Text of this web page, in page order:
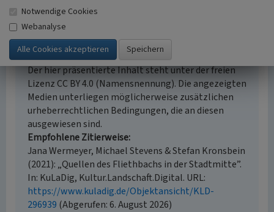
Empfohlene Zitierweise
Urheberrechtlicher Hinweis
Der hier präsentierte Inhalt steht unter der freien
Lizenz CC BY 4.0 (Namensnennung). Die angezeigten
Medien unterliegen möglicherweise zusätzlichen
urheberrechtlichen Bedingungen, die an diesen
ausgewiesen sind.
Empfohlene Zitierweise
Jana Wermeyer, Michael Stevens & Stefan Kronsbein
(2021): „Quellen des Fliethbachs in der Stadtmitte”.
In: KuLaDig, Kultur.Landschaft.Digital. URL:
https://www.kuladig.de/Objektansicht/KLD-
296939 (Abgerufen: 6. August 2026)
Notwendige Cookies
Webanalyse